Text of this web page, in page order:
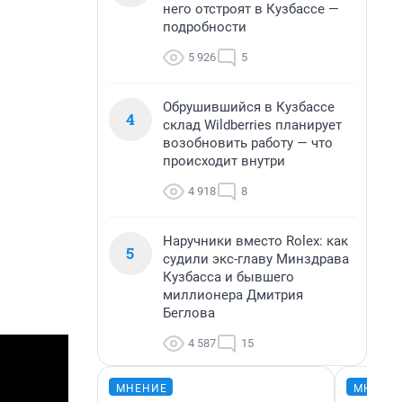
него отстроят в Кузбассе —
подробности
5 926 5
4
Обрушившийся в Кузбассе
склад Wildberries планирует
возобновить работу — что
происходит внутри
4 918 8
5
Наручники вместо Rolex: как
судили экс-главу Минздрава
Кузбасса и бывшего
миллионера Дмитрия
Беглова
4 587 15
МНЕНИЕ